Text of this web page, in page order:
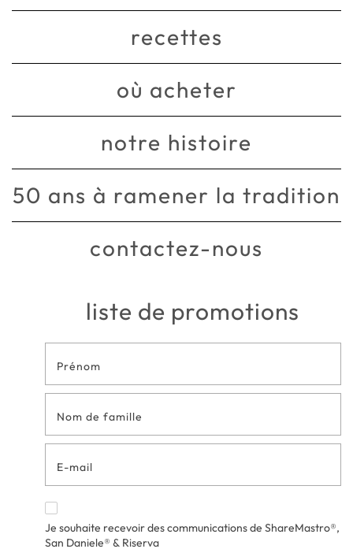
recettes
où acheter
notre histoire
50 ans à ramener la tradition
contactez-nous
liste de promotions
Formulaire
de contact
en bas de
page
Je souhaite recevoir des communications de ShareMastro®,
San Daniele® & Riserva